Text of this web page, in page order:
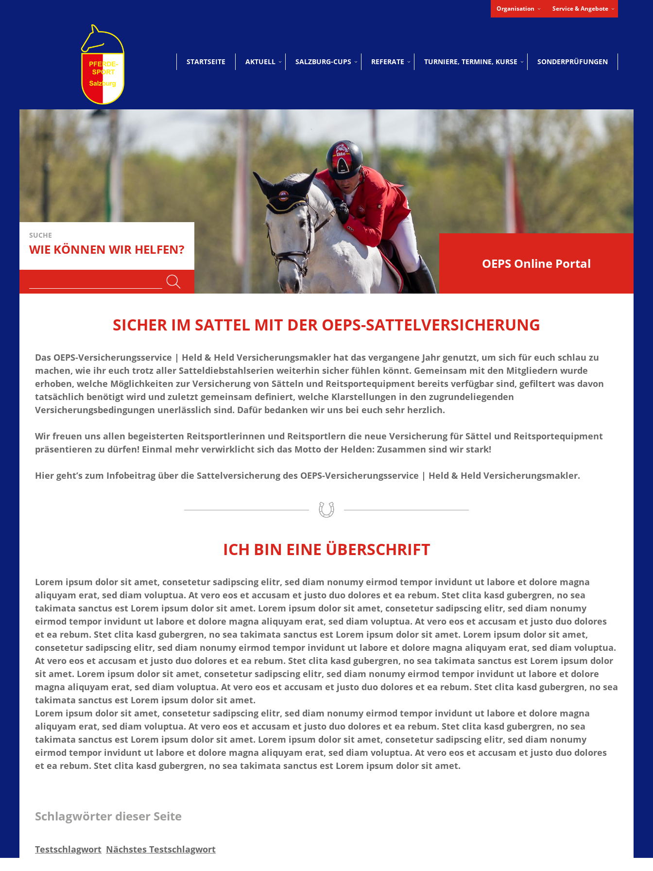
Organisation Service & Angebote
STARTSEITE AKTUELL SALZBURG-CUPS REFERATE TURNIERE, TERMINE, KURSE SONDERPRÜFUNGEN
OEPS Online Portal
SUCHE
WIE KÖNNEN WIR HELFEN?
SICHER IM SATTEL MIT DER OEPS-SATTELVERSICHERUNG
Das OEPS-Versicherungsservice | Held & Held Versicherungsmakler hat das vergangene Jahr genutzt, um sich für euch schlau zu
machen, wie ihr euch trotz aller Satteldiebstahlserien weiterhin sicher fühlen könnt. Gemeinsam mit den Mitgliedern wurde
erhoben, welche Möglichkeiten zur Versicherung von Sätteln und Reitsportequipment bereits verfügbar sind, gefiltert was davon
tatsächlich benötigt wird und zuletzt gemeinsam definiert, welche Klarstellungen in den zugrundeliegenden
Versicherungsbedingungen unerlässlich sind. Dafür bedanken wir uns bei euch sehr herzlich.
Wir freuen uns allen begeisterten Reitsportlerinnen und Reitsportlern die neue Versicherung für Sättel und Reitsportequipment
präsentieren zu dürfen! Einmal mehr verwirklicht sich das Motto der Helden: Zusammen sind wir stark!
Hier geht’s zum Infobeitrag über die Sattelversicherung des OEPS-Versicherungsservice | Held & Held Versicherungsmakler.
ICH BIN EINE ÜBERSCHRIFT
Lorem ipsum dolor sit amet, consetetur sadipscing elitr, sed diam nonumy eirmod tempor invidunt ut labore et dolore magna
aliquyam erat, sed diam voluptua. At vero eos et accusam et justo duo dolores et ea rebum. Stet clita kasd gubergren, no sea
takimata sanctus est Lorem ipsum dolor sit amet. Lorem ipsum dolor sit amet, consetetur sadipscing elitr, sed diam nonumy
eirmod tempor invidunt ut labore et dolore magna aliquyam erat, sed diam voluptua. At vero eos et accusam et justo duo dolores
et ea rebum. Stet clita kasd gubergren, no sea takimata sanctus est Lorem ipsum dolor sit amet. Lorem ipsum dolor sit amet,
consetetur sadipscing elitr, sed diam nonumy eirmod tempor invidunt ut labore et dolore magna aliquyam erat, sed diam voluptua.
At vero eos et accusam et justo duo dolores et ea rebum. Stet clita kasd gubergren, no sea takimata sanctus est Lorem ipsum dolor
sit amet. Lorem ipsum dolor sit amet, consetetur sadipscing elitr, sed diam nonumy eirmod tempor invidunt ut labore et dolore
magna aliquyam erat, sed diam voluptua. At vero eos et accusam et justo duo dolores et ea rebum. Stet clita kasd gubergren, no sea
takimata sanctus est Lorem ipsum dolor sit amet.
Lorem ipsum dolor sit amet, consetetur sadipscing elitr, sed diam nonumy eirmod tempor invidunt ut labore et dolore magna
aliquyam erat, sed diam voluptua. At vero eos et accusam et justo duo dolores et ea rebum. Stet clita kasd gubergren, no sea
takimata sanctus est Lorem ipsum dolor sit amet. Lorem ipsum dolor sit amet, consetetur sadipscing elitr, sed diam nonumy
eirmod tempor invidunt ut labore et dolore magna aliquyam erat, sed diam voluptua. At vero eos et accusam et justo duo dolores
et ea rebum. Stet clita kasd gubergren, no sea takimata sanctus est Lorem ipsum dolor sit amet.
Schlagwörter dieser Seite
Testschlagwort Nächstes Testschlagwort